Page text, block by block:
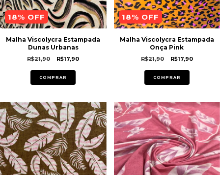
18% OFF
Malha Viscolycra Estampada
Dunas Urbanas
R$21,90 R$17,90
COMPRAR
18% OFF
Malha Viscolycra Estampada
Onça Pink
R$21,90 R$17,90
COMPRAR